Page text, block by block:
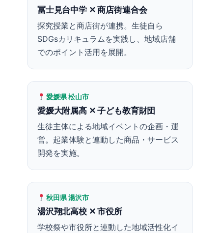
冨士見台中学 ✕ 商店街連合会
探究授業と商店街が連携。生徒自ら
SDGsカリキュラムを実践し、地域店舗
でのポイント活用を展開。
愛媛県 松山市
愛媛大附属高 ✕ 子ども教育財団
生徒主体による地域イベントの企画・運
営。起業体験と連動した商品・サービス
開発を実施。
秋田県 湯沢市
湯沢翔北高校 ✕ 市役所
学校祭や市役所と連動した地域活性化イ